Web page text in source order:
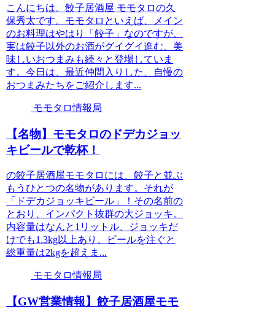
こんにちは。餃子居酒屋 モモタロの久
保秀太です。モモタロといえば、メイン
のお料理はやはり「餃子」なのですが、
実は餃子以外のお酒がグイグイ進む、美
味しいおつまみも続々と登場していま
す。今日は、最近仲間入りした、自慢の
おつまみたちをご紹介します...
モモタロ情報局
【名物】モモタロのドデカジョッ
キビールで乾杯！
の餃子居酒屋モモタロには、餃子と並ぶ
もうひとつの名物があります。それが
「ドデカジョッキビール」！その名前の
とおり、インパクト抜群の大ジョッキ。
内容量はなんと1リットル、ジョッキだ
けでも1.3kg以上あり、ビールを注ぐと
総重量は2kgを超えま...
モモタロ情報局
【GW営業情報】餃子居酒屋モモ